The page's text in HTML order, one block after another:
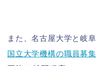
また、名古屋大学と岐
国立大学機構の職員募